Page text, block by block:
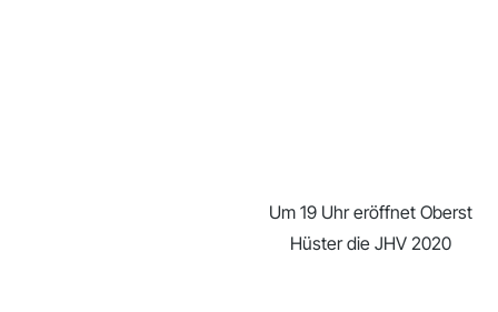
Um 19 Uhr eröffnet Oberst
Hüster die JHV 2020